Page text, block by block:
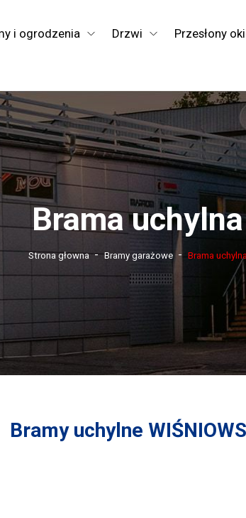
i ogrodzenia Drzwi Przesłony
Brama uchylna
Strona głowna - Bramy garażowe - Brama
Bramy uchylne